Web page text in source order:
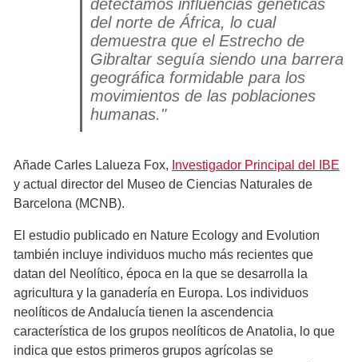
detectamos influencias genéticas
del norte de África, lo cual
demuestra que el Estrecho de
Gibraltar seguía siendo una barrera
geográfica formidable para los
movimientos de las poblaciones
humanas."
Añade Carles Lalueza Fox, Investigador Principal del IBE
y actual director del Museo de Ciencias Naturales de
Barcelona (MCNB).
El estudio publicado en Nature Ecology and Evolution
también incluye individuos mucho más recientes que
datan del Neolítico, época en la que se desarrolla la
agricultura y la ganadería en Europa. Los individuos
neolíticos de Andalucía tienen la ascendencia
característica de los grupos neolíticos de Anatolia, lo que
indica que estos primeros grupos agrícolas se